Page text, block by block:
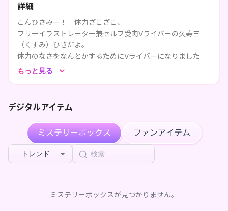
詳細
こんひさみー！ 体力ざこざこ、
フリーイラストレーター兼セルフ受肉Vライバーの久寿三
（くすみ）ひさだよ。
体力のなさをなんとかするためにVライバーになりました
（？）
ROM・寝落ち大歓迎なのでお気軽にどうぞ。
たまに企画もするけど、『ptなくても楽しめるもの』がモッ
トーです！
🌼歌ってみた
お誘いいただいて、ひとのyoutubeチャンネルで一緒に『歌
だいてるので、
もっと見る
デジタルアイテム
ミステリーボックス ファンアイテム
トレンド
ミステリーボックスが見つかりません。